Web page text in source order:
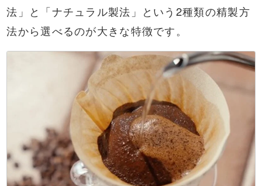
法」と「ナチュラル製法」という2種類の精製方
法から選べるのが大きな特徴です。